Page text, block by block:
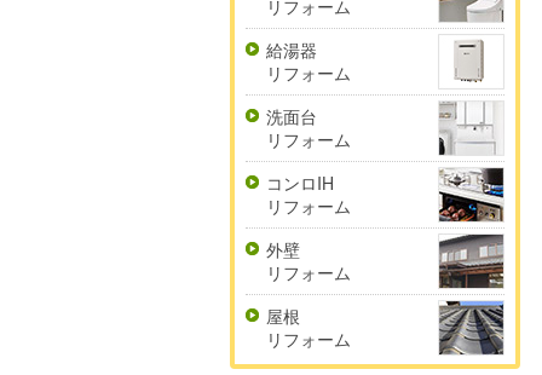
リフォーム
給湯器
リフォーム
洗面台
リフォーム
コンロIH
リフォーム
外壁
リフォーム
屋根
リフォーム